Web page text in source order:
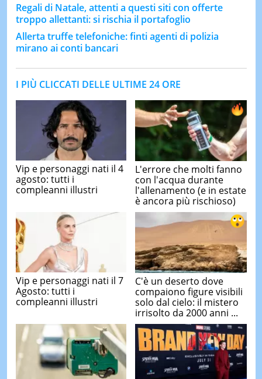
Regali di Natale, attenti a questi siti con offerte
troppo allettanti: si rischia il portafoglio
Allerta truffe telefoniche: finti agenti di polizia
mirano ai conti bancari
I PIÙ CLICCATI DELLE ULTIME 24 ORE
Vip e personaggi nati il 4
agosto: tutti i
compleanni illustri
L'errore che molti fanno
con l'acqua durante
l'allenamento (e in estate
è ancora più rischioso)
Vip e personaggi nati il 7
Agosto: tutti i
compleanni illustri
C'è un deserto dove
compaiono figure visibili
solo dal cielo: il mistero
irrisolto da 2000 anni ...